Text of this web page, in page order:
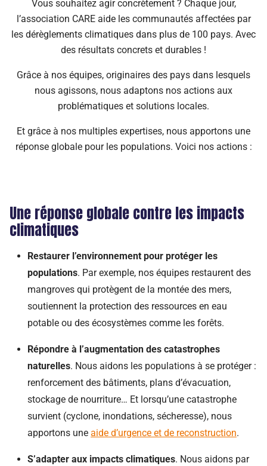
Vous souhaitez agir concrètement ? Chaque jour,
l’association CARE aide les communautés affectées par
les dérèglements climatiques dans plus de 100 pays. Avec
des résultats concrets et durables !
Grâce à nos équipes, originaires des pays dans lesquels
nous agissons, nous adaptons nos actions aux
problématiques et solutions locales.
Et grâce à nos multiples expertises, nous apportons une
réponse globale pour les populations. Voici nos actions :
Une réponse globale contre les impacts
climatiques
Restaurer l’environnement pour protéger les
populations. Par exemple, nos équipes restaurent des
mangroves qui protègent de la montée des mers,
soutiennent la protection des ressources en eau
potable ou des écosystèmes comme les forêts.
Répondre à l’augmentation des catastrophes
naturelles. Nous aidons les populations à se protéger :
renforcement des bâtiments, plans d’évacuation,
stockage de nourriture… Et lorsqu’une catastrophe
survient (cyclone, inondations, sécheresse), nous
apportons une aide d’urgence et de reconstruction.
S’adapter aux impacts climatiques. Nous aidons par